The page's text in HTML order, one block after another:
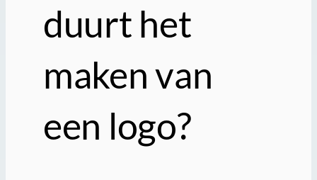
duurt het
maken van
een logo?